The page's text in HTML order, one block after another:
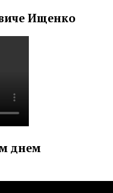
Ищенко
днем